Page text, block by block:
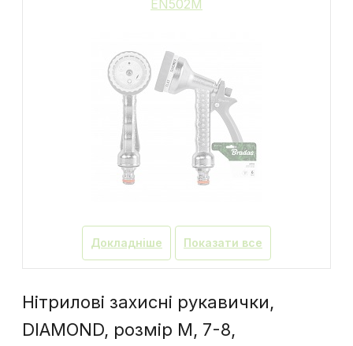
EN502M
Докладніше Показати все
Нітрилові захисні рукавички,
DIAMOND, розмір M, 7-8,